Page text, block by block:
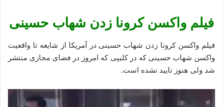
فیلم واکسن کرونا زدن شهاب حسینی
فیلم واکسن کرونا زدن شهاب حسینی در آمریکا از شایعه تا واقعیت
واکسن شهاب حسینی که در کلیپی که امروز در فضای مجازی منتشر
شد ولی هنوز تایید نشده است.